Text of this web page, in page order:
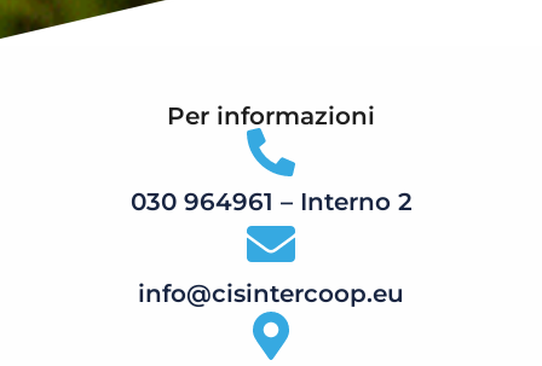
Per informazioni
030 964961 – Interno 2
info@cisintercoop.eu